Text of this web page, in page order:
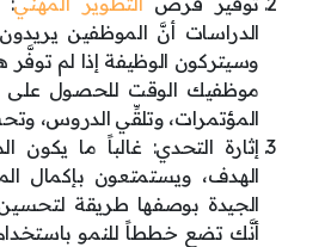
الدراسات أنَّ الموظفين
وسيتركون الوظيفة إذا لم توفَّر
موظفيك الوقت للحصول على
المؤتمرات، وتلقِّي الدروس،
إثارة التحدي: غالباً ما
الهدف، ويستمتعون بإكمال
الجيدة بوصفها طريقة لتحسين
أنَّك تضع خططاً للنمو